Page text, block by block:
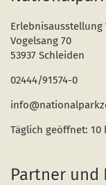
Vogelsang 70
53937 Schleiden
02444/91574-0
Täglich geöffnet: 10
Partner und